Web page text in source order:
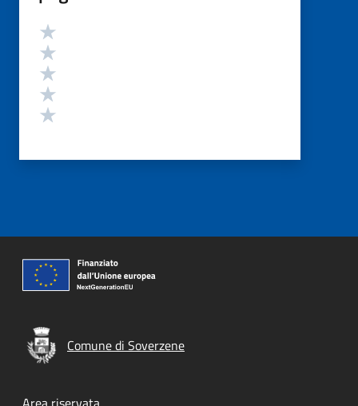
Valutazione
Comune di Soverzene